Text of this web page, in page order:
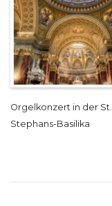
Orgelkonzert in der St.
Stephans-Basilika